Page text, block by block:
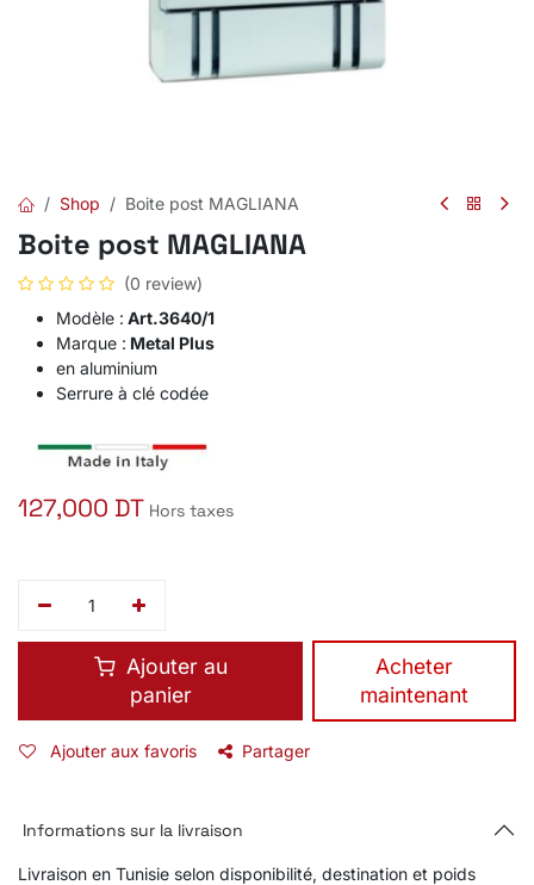
Shop Boite post MAGLIANA
Boite post MAGLIANA
(0 review)
Modèle : Art.3640/1
Marque : Metal Plus
en aluminium
Serrure à clé codée
127,000 DT Hors taxes
Ajouter au
panier
​Acheter
maintenant
Ajouter aux favoris Partager
Informations sur la livraison
Livraison en Tunisie selon disponibilité, destination et poids